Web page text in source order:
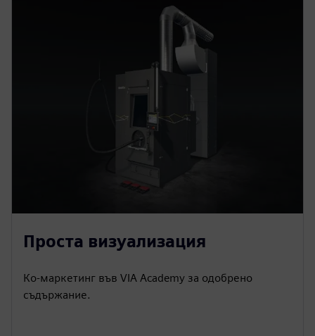
Проста визуализация
Ко-маркетинг във VIA Academy за одобрено
съдържание.